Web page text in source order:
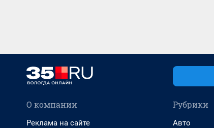
О компании
Реклама на сайте
Рубрики
Авто